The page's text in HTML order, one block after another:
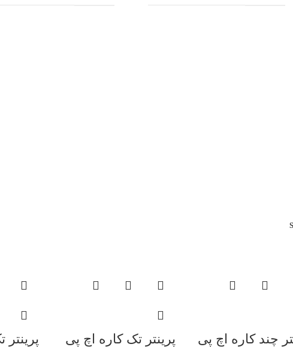
چند کاره اچ پی
پرینتر تک کاره اچ پی